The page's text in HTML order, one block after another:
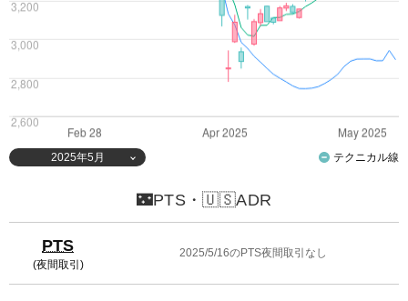
2025年5月 テクニカル線
🌃PTS・🇺🇸ADR
PTS
(夜間取引)
2025/5/16のPTS夜間取引なし